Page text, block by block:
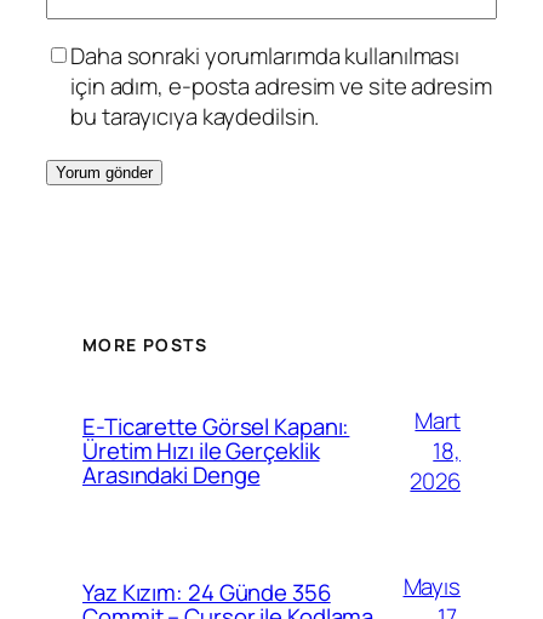
Daha sonraki yorumlarımda kullanılması
için adım, e-posta adresim ve site adresim
bu tarayıcıya kaydedilsin.
MORE POSTS
E-Ticarette Görsel Kapanı:
Üretim Hızı ile Gerçeklik
Arasındaki Denge
Mart
18,
2026
Yaz Kızım: 24 Günde 356
Mayıs